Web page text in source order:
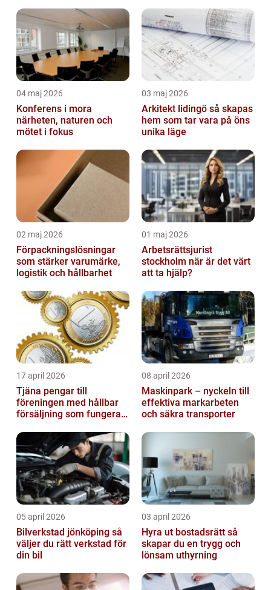
04 maj 2026
Konferens i mora
närheten, naturen och
mötet i fokus
03 maj 2026
Arkitekt lidingö så skapas
hem som tar vara på öns
unika läge
02 maj 2026
Förpackningslösningar
som stärker varumärke,
logistik och hållbarhet
01 maj 2026
Arbetsrättsjurist
stockholm när är det värt
att ta hjälp?
17 april 2026
Tjäna pengar till
föreningen med hållbar
försäljning som fungerar
08 april 2026
Maskinpark – nyckeln till
effektiva markarbeten
och säkra transporter
05 april 2026
Bilverkstad jönköping så
väljer du rätt verkstad för
din bil
03 april 2026
Hyra ut bostadsrätt så
skapar du en trygg och
lönsam uthyrning